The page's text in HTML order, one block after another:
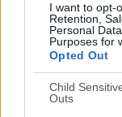
I want to opt-
Retention,
Personal
Purposes for
Opted Out
Child
Outs
PARTIDOS
121
DE PAGO